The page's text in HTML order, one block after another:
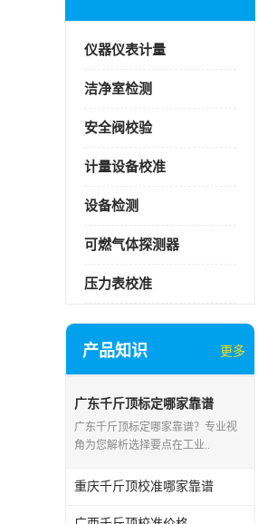
仪器仪表计量
洁净室检测
安全阀校验
计量设备校准
设备检测
可燃气体探测器
压力表校准
产品知识 更多
广东千斤顶标定哪家靠谱
广东千斤顶标定哪家靠谱？专业视
角为您解析选择要点在工业..
重庆千斤顶校准哪家靠谱